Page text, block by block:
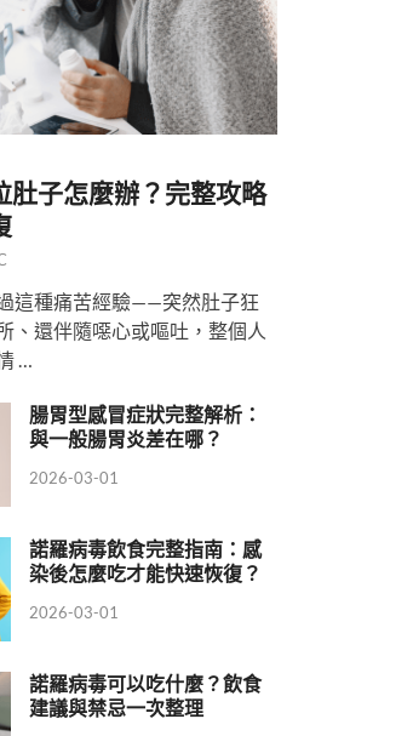
肚子怎麼辦？完整攻略
這種痛苦經驗——突然肚子狂
、還伴隨噁心或嘔吐，整個人
…
腸胃型感冒症狀完整解析：
與一般腸胃炎差在哪？
2026-03-01
諾羅病毒飲食完整指南：感
染後怎麼吃才能快速恢復？
2026-03-01
諾羅病毒可以吃什麼？飲食
建議與禁忌一次整理